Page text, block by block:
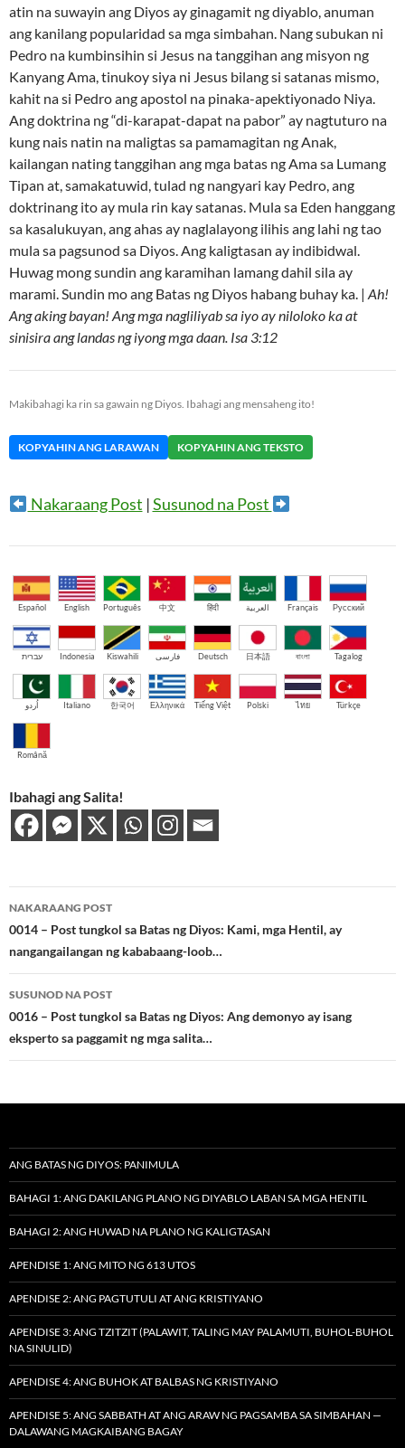
atin na suwayin ang Diyos ay ginagamit ng diyablo, anuman
ang kanilang popularidad sa mga simbahan. Nang subukan ni
Pedro na kumbinsihin si Jesus na tanggihan ang misyon ng
Kanyang Ama, tinukoy siya ni Jesus bilang si satanas mismo,
kahit na si Pedro ang apostol na pinaka-apektiyonado Niya.
Ang doktrina ng “di-karapat-dapat na pabor” ay nagtuturo na
kung nais natin na maligtas sa pamamagitan ng Anak,
kailangan nating tanggihan ang mga batas ng Ama sa Lumang
Tipan at, samakatuwid, tulad ng nangyari kay Pedro, ang
doktrinang ito ay mula rin kay satanas. Mula sa Eden hanggang
sa kasalukuyan, ang ahas ay naglalayong ilihis ang lahi ng tao
mula sa pagsunod sa Diyos. Ang kaligtasan ay indibidwal.
Huwag mong sundin ang karamihan lamang dahil sila ay
marami. Sundin mo ang Batas ng Diyos habang buhay ka. | Ah!
Ang aking bayan! Ang mga nagliliyab sa iyo ay niloloko ka at
sinisira ang landas ng iyong mga daan. Isa 3:12
Makibahagi ka rin sa gawain ng Diyos. Ibahagi ang mensaheng ito!
KOPYAHIN ANG LARAWAN KOPYAHIN ANG TEKSTO
Nakaraang Post |Susunod na Post
Español English Português 中文 हिंदी العربية Français Русский
עברית Indonesia Kiswahili فارسی Deutsch 日本語 বাংলা Tagalog
اُردو Italiano 한국어 Ελληνικά Tiếng Việt Polski ไทย Türkçe
Română
Ibahagi ang Salita!
Post
navigation
NAKARAANG POST
0014 – Post tungkol sa Batas ng Diyos: Kami, mga Hentil, ay
nangangailangan ng kababaang-loob…
SUSUNOD NA POST
0016 – Post tungkol sa Batas ng Diyos: Ang demonyo ay isang
eksperto sa paggamit ng mga salita…
ANG BATAS NG DIYOS: PANIMULA
BAHAGI 1: ANG DAKILANG PLANO NG DIYABLO LABAN SA MGA HENTIL
BAHAGI 2: ANG HUWAD NA PLANO NG KALIGTASAN
APENDISE 1: ANG MITO NG 613 UTOS
APENDISE 2: ANG PAGTUTULI AT ANG KRISTIYANO
APENDISE 3: ANG TZITZIT (PALAWIT, TALING MAY PALAMUTI, BUHOL-BUHOL
NA SINULID)
APENDISE 4: ANG BUHOK AT BALBAS NG KRISTIYANO
APENDISE 5: ANG SABBATH AT ANG ARAW NG PAGSAMBA SA SIMBAHAN —
DALAWANG MAGKAIBANG BAGAY